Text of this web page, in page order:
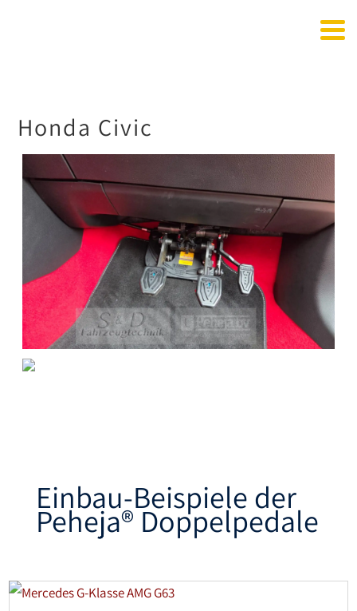
Honda Civic
Einbau-Beispiele der
Peheja®Doppelpedale